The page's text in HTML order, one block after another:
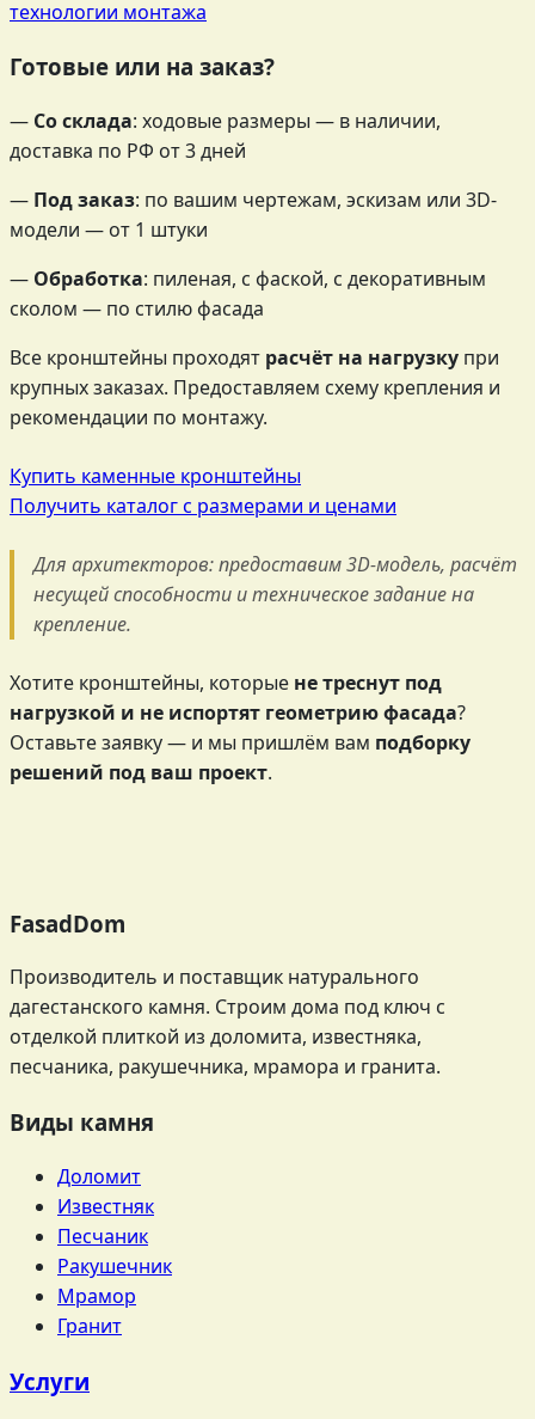
технологии монтажа
Готовые или на заказ?
— Со склада: ходовые размеры — в наличии,
доставка по РФ от 3 дней
— Под заказ: по вашим чертежам, эскизам или 3D-
модели — от 1 штуки
— Обработка: пиленая, с фаской, с декоративным
сколом — по стилю фасада
Все кронштейны проходят расчёт на нагрузку при
крупных заказах. Предоставляем схему крепления и
рекомендации по монтажу.
Купить каменные кронштейны
Получить каталог с размерами и ценами
Для архитекторов: предоставим 3D-модель, расчёт
несущей способности и техническое задание на
крепление.
Хотите кронштейны, которые не треснут под
нагрузкой и не испортят геометрию фасада?
Оставьте заявку — и мы пришлём вам подборку
решений под ваш проект.
FasadDom
Производитель и поставщик натурального
дагестанского камня. Строим дома под ключ с
отделкой плиткой из доломита, известняка,
песчаника, ракушечника, мрамора и гранита.
Виды камня
Доломит
Известняк
Песчаник
Ракушечник
Мрамор
Гранит
Услуги